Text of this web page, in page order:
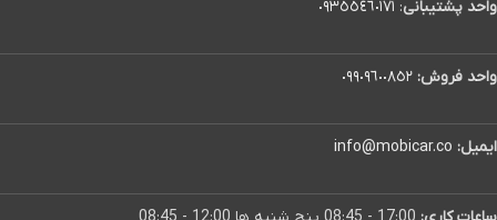
واحد پشتیبانی: ٠٩٣٥٥٤٦٠١٧١
واحد فروش: ٠٩٩٠٩٦٠٠٨٥٢
ایمیل: info@mobicar.co